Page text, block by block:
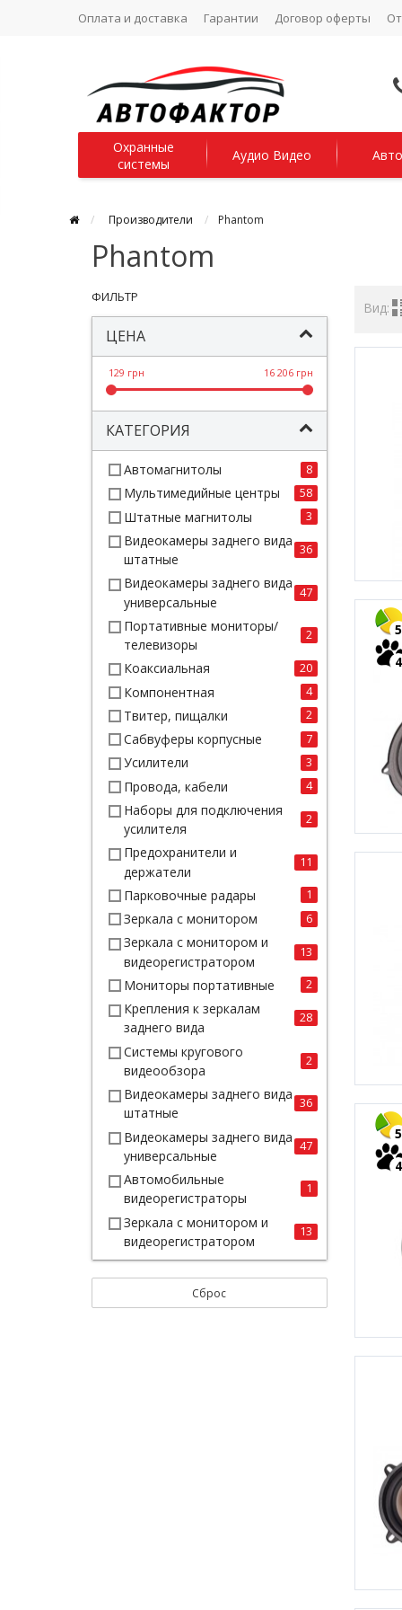
Оплата и доставка Гарантии Договор оферты
Охранные
системы
Аудио Видео
Производители Phantom
Phantom
ФИЛЬТР
ЦЕНА
129 грн 16 206 грн
КАТЕГОРИЯ
Автомагнитолы 8
Мультимедийные центры 58
Штатные магнитолы 3
Видеокамеры заднего вида
штатные
36
Видеокамеры заднего вида
универсальные
47
Портативные мониторы/
телевизоры
2
Коаксиальная 20
Компонентная 4
Твитер, пищалки 2
Сабвуферы корпусные 7
Усилители 3
Провода, кабели 4
Наборы для подключения
усилителя
2
Предохранители и
держатели
11
Парковочные радары 1
Зеркала с монитором 6
Зеркала с монитором и
видеорегистратором
13
Мониторы портативные 2
Крепления к зеркалам
заднего вида
28
Системы кругового
видеообзора
2
Видеокамеры заднего вида
штатные
36
Видеокамеры заднего вида
универсальные
47
Автомобильные
видеорегистраторы
1
Зеркала с монитором и
видеорегистратором
13
Сброс
Вид:
5
4
5
4